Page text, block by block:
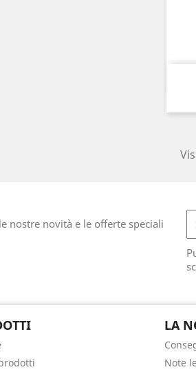
nostre novità e le offerte speciali
LA
Note